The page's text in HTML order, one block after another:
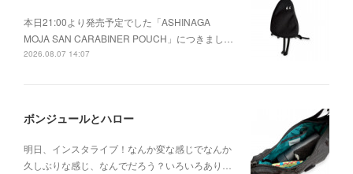
本日21:00より発売予定でした「ASHINAGA
MOJA SAN CARABINER POUCH」につきまし…
2026.08.07 14:07
ボンジュールとハロー
明日、インスタライブ！なんか変な感じでなんか
久しぶりな感じ、なんでだろう？いろいろあり…